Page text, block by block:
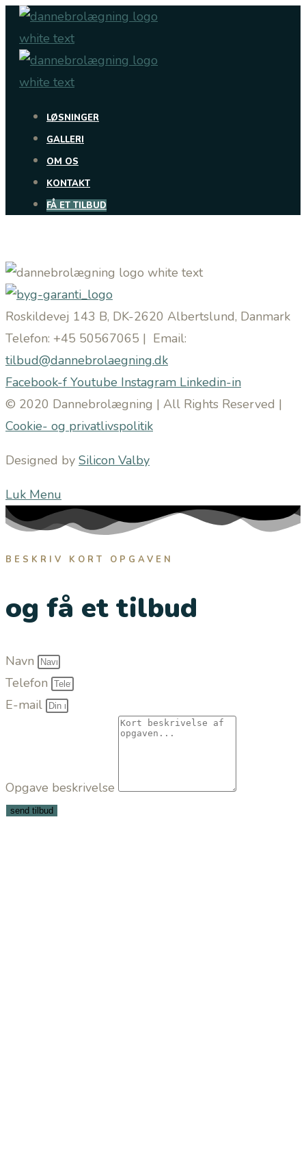
Skip
content
LØSNINGER
GALLERI
OM OS
KONTAKT
FÅ ET TILBUD
Roskildevej 143 B, DK-2620 Albertslund, Danmark
Telefon: +45 50567065 | Email:
tilbud@dannebrolaegning.dk
Facebook-f Youtube Instagram Linkedin-in
© 2020 Dannebrolægning | All Rights Reserved |
Cookie- og privatlivspolitik
Designed by Silicon Valby
Luk Menu
BESKRIV KORT OPGAVEN
og få et tilbud
Navn
Telefon
E-mail
Opgave beskrivelse
send tilbud